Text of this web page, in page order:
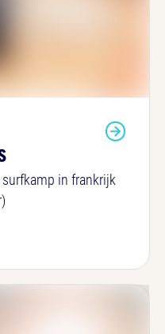
in frankrijk